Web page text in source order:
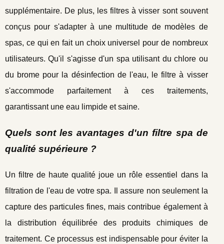
supplémentaire. De plus, les filtres à visser sont souvent
conçus pour s'adapter à une multitude de modèles de
spas, ce qui en fait un choix universel pour de nombreux
utilisateurs. Qu'il s'agisse d'un spa utilisant du chlore ou
du brome pour la désinfection de l'eau, le filtre à visser
s'accommode parfaitement à ces traitements,
garantissant une eau limpide et saine.
Quels sont les avantages d'un filtre spa de
qualité supérieure ?
Un filtre de haute qualité joue un rôle essentiel dans la
filtration de l'eau de votre spa. Il assure non seulement la
capture des particules fines, mais contribue également à
la distribution équilibrée des produits chimiques de
traitement. Ce processus est indispensable pour éviter la